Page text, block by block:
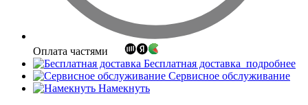
Оплата частями
Бесплатная доставка подробнее
Сервисное обслуживание
Намекнуть